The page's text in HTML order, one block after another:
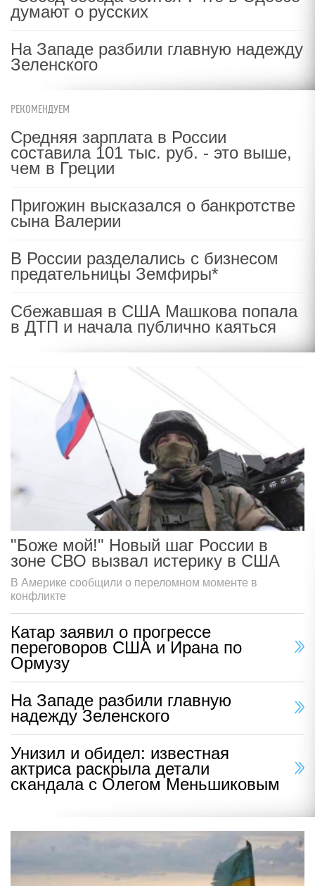
думают о русских
На Западе разбили главную надежду
Зеленского
РЕКОМЕНДУЕМ
Средняя зарплата в России
составила 101 тыс. руб. - это выше,
чем в Греции
Пригожин высказался о банкротстве
сына Валерии
В России разделались с бизнесом
предательницы Земфиры*
Сбежавшая в США Машкова попала
в ДТП и начала публично каяться
"Боже мой!" Новый шаг России в
зоне СВО вызвал истерику в США
В Америке сообщили о переломном моменте в
конфликте
Катар заявил о прогрессе
переговоров США и Ирана по
Ормузу
На Западе разбили главную
надежду Зеленского
Унизил и обидел: известная
актриса раскрыла детали
скандала с Олегом Меньшиковым